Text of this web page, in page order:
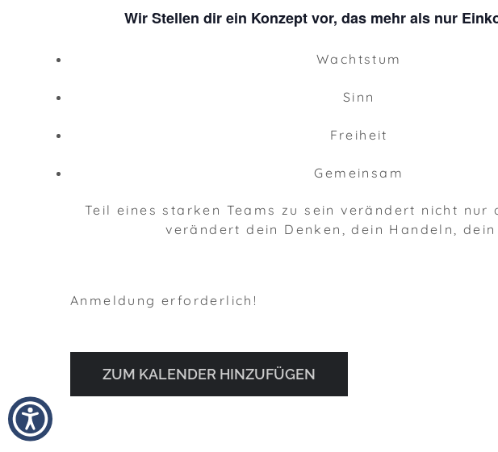
Wir Stellen dir ein Konzept vor, das mehr als nur
Wachtstum
Sinn
Freiheit
Gemeinsam
Teil eines starken Teams zu sein verändert nicht nur
verändert dein Denken, dein Handeln, dein
Anmeldung erforderlich!
ZUM KALENDER HINZUFÜGEN